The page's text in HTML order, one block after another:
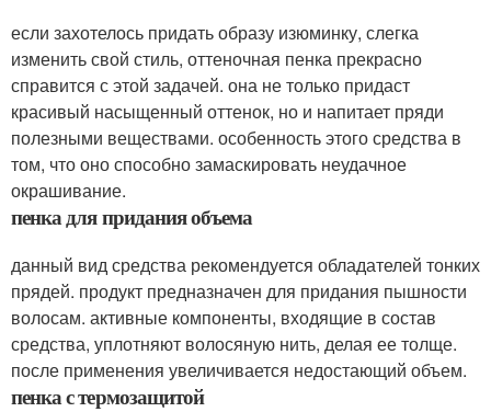
если захотелось придать образу изюминку, слегка
изменить свой стиль, оттеночная пенка прекрасно
справится с этой задачей. она не только придаст
красивый насыщенный оттенок, но и напитает пряди
полезными веществами. особенность этого средства в
том, что оно способно замаскировать неудачное
окрашивание.
пенка для придания объема
данный вид средства рекомендуется обладателей тонких
прядей. продукт предназначен для придания пышности
волосам. активные компоненты, входящие в состав
средства, уплотняют волосяную нить, делая ее толще.
после применения увеличивается недостающий объем.
пенка с термозащитой